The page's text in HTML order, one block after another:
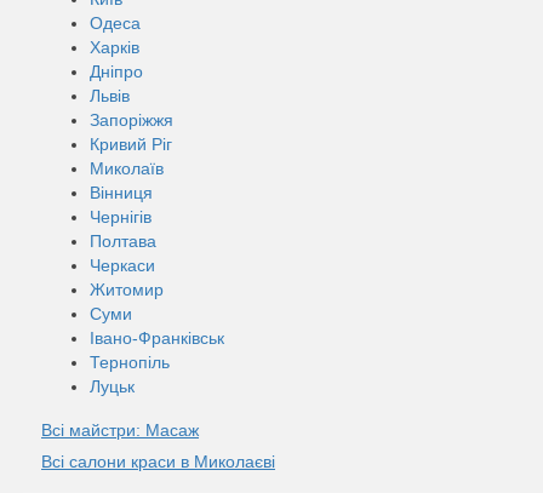
Одеса
Харків
Дніпро
Львів
Запоріжжя
Кривий Ріг
Миколаїв
Вінниця
Чернігів
Полтава
Черкаси
Житомир
Суми
Івано-Франківськ
Тернопіль
Луцьк
Всі майстри: Масаж
Всі салони краси в Миколаєві